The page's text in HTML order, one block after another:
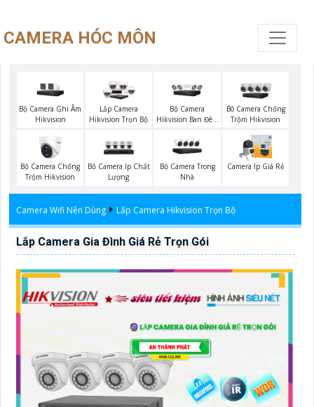
CAMERA HÓC MÔN
Bộ Camera Ghi Âm
Hikvision
Lắp Camera
Hikvision Trọn Bộ
Bộ Camera
Hikvision Ban Đêm
Bô Camera Chống
Trộm Hikvision
Bộ Camera Chống
Trộm Hikvision
Bộ Camera Ip Chất
Lượng
Bộ Camera Trong
Nhà
Camera Ip Giá Rẻ
Camera Wifi Nên Dùng Lắp Camera Hikvision Trọn Bộ
Lắp Camera Gia Đình Giá Rẻ Trọn Gói